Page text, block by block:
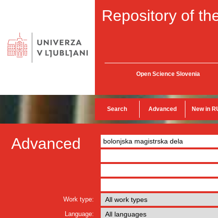
Repository of
Open Science Slovenia
Search Advanced New in
Advanced
Work type:
Language: